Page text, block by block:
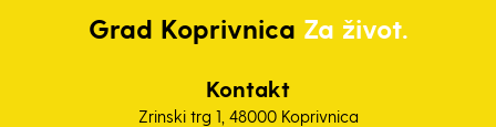
Grad Koprivnica Za život.
Kontakt
Zrinski trg 1, 48000 Koprivnica